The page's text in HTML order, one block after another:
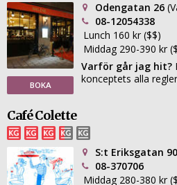
BOKA
Odengatan 26
08-12054338
Lunch 160 kr ($$)
Middag 290-390 kr
Varför går jag hit?
konceptets alla
Café Colette
S:t Eriksgatan 90
08-370706
Middag 280-380 kr